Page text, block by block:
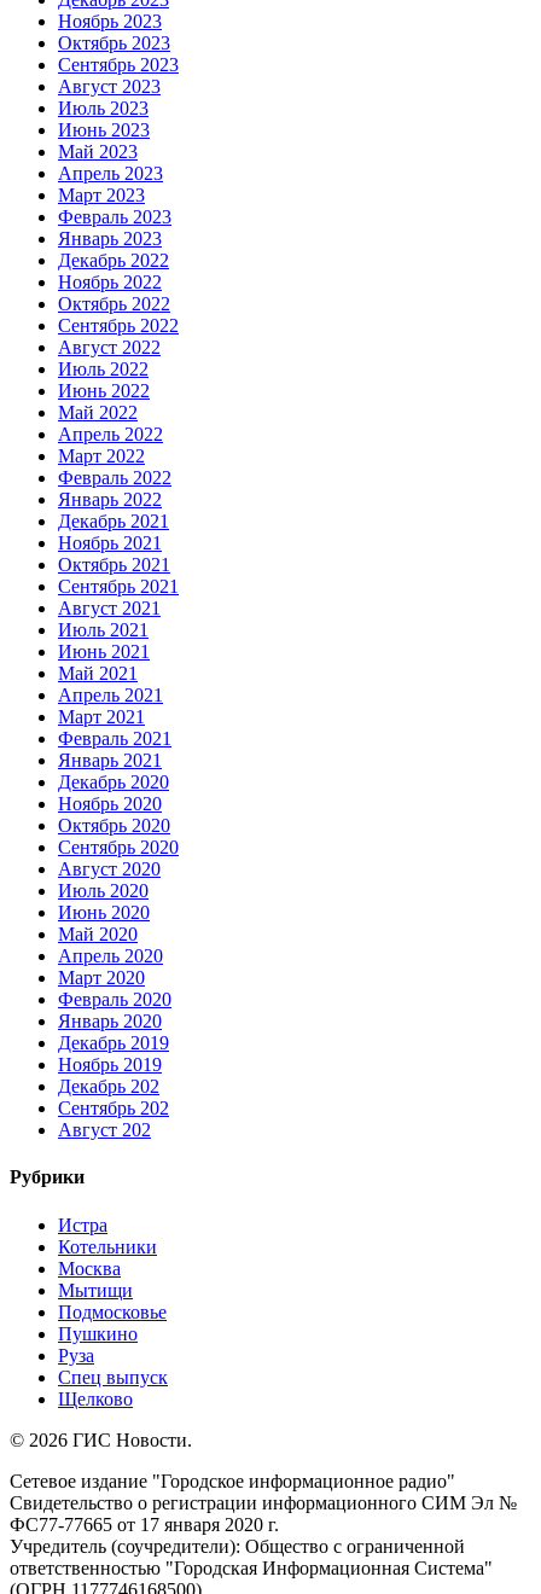
Ноябрь 2023
Октябрь 2023
Сентябрь 2023
Август 2023
Июль 2023
Июнь 2023
Май 2023
Апрель 2023
Март 2023
Февраль 2023
Январь 2023
Декабрь 2022
Ноябрь 2022
Октябрь 2022
Сентябрь 2022
Август 2022
Июль 2022
Июнь 2022
Май 2022
Апрель 2022
Март 2022
Февраль 2022
Январь 2022
Декабрь 2021
Ноябрь 2021
Октябрь 2021
Сентябрь 2021
Август 2021
Июль 2021
Июнь 2021
Май 2021
Апрель 2021
Март 2021
Февраль 2021
Январь 2021
Декабрь 2020
Ноябрь 2020
Октябрь 2020
Сентябрь 2020
Август 2020
Июль 2020
Июнь 2020
Май 2020
Апрель 2020
Март 2020
Февраль 2020
Январь 2020
Декабрь 2019
Ноябрь 2019
Декабрь 202
Сентябрь 202
Август 202
Рубрики
Истра
Котельники
Москва
Мытищи
Подмосковье
Пушкино
Руза
Спец выпуск
Щелково
© 2026 ГИС Новости.
Сетевое издание "Городское информационное радио"
Свидетельство о регистрации информационного СИМ Эл №
ФС77-77665 от 17 января 2020 г.
Учредитель (соучредители): Общество с ограниченной
ответственностью "Городская Информационная Система"
(ОГРН 1177746168500)